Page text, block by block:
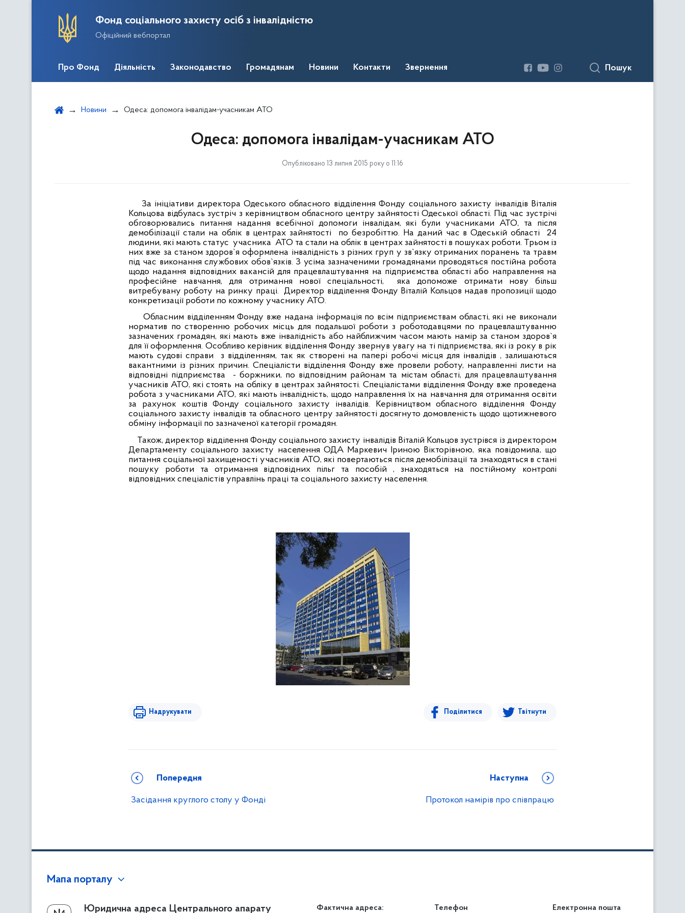
Фонд соціального захисту осіб з інвалідністю
Офіційний вебпортал
Про Фонд Діяльність Законодавство Громадянам Новини Контакти Звернення Пошук
Новини Одеса: допомога інвалідам-учасникам АТО
Одеса: допомога інвалідам-учасникам АТО
Опубліковано 13 липня 2015 року о 11:16
За ініціативи директора Одеського обласного відділення Фонду соціального захисту інвалідів Віталія
Кольцова відбулась зустріч з керівництвом обласного центру зайнятості Одеської області. Під час зустрічі
обговорювались питання надання всебічної допомоги інвалідам, які були учасниками АТО, та після
демобілізації стали на облік в центрах зайнятості
по безробіттю. На даний час в Одеській області
24
людини, які мають статус учасника АТО та стали на облік в центрах зайнятості в пошуках роботи. Трьом із
них вже за станом здоров`я оформлена інвалідність з різних груп у зв`язку отриманих поранень та травм
під час виконання службових обов`язків. З усіма зазначеними громадянами проводяться постійна робота
щодо надання відповідних вакансій для працевлаштування на підприємства області або направлення на
професійне навчання, для отримання нової спеціальності,
яка допоможе отримати нову більш
витребувану роботу на ринку праці. Директор відділення Фонду Віталій Кольцов надав пропозиції щодо
конкретизації роботи по кожному учаснику АТО.
Обласним відділенням Фонду вже надана інформація по всім підприємствам області, які не виконали
норматив по створенню робочих місць для подальшої роботи з роботодавцями по працевлаштуванню
зазначених громадян, які мають вже інвалідність або найближчим часом мають намір за станом здоров`я
для її оформлення. Особливо керівник відділення Фонду звернув увагу на ті підприємства, які із року в рік
мають судові справи
з відділенням, так як створені на папері робочі місця для інвалідів , залишаються
вакантними із різних причин. Спеціалісти відділення Фонду вже провели роботу, направленні листи на
відповідні підприємства
- боржники, по відповідним районам та містам області, для працевлаштування
учасників АТО, які стоять на обліку в центрах зайнятості. Спеціалістами відділення Фонду вже проведена
робота з учасниками АТО, які мають інвалідність, щодо направлення їх на навчання для отримання освіти
за рахунок коштів Фонду соціального захисту інвалідів. Керівництвом обласного відділення Фонду
соціального захисту інвалідів та обласного центру зайнятості досягнуто домовленість щодо щотижневого
обміну інформації по зазначеної категорії громадян.
Також, директор відділення Фонду соціального захисту інвалідів Віталій Кольцов зустрівся із директором
Департаменту соціального захисту населення ОДА Маркевич Іриною Вікторівною, яка повідомила, що
питання соціальної захищеності учасників АТО, які повертаються після демобілізації та знаходяться в стані
пошуку роботи та отримання відповідних пільг та пособій , знаходяться на постійному контролі
відповідних спеціалістів управлінь праці та соціального захисту населення.
Надрукувати Поділитися Твітнути
Попередня
Засідання круглого столу у Фонді
Наступна
Протокол намірів про співпрацю
Мапа порталу
Про Фонд Громадянам Діяльність
Юридична адреса Центрального апарату Фактична адреса: Телефон Електронна пошта